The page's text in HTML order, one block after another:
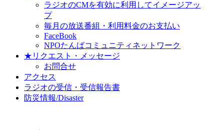
ラジオのCMを有効に利用してイメージアッ
プ
毎月の放送番組・利用料金のお支払い
FaceBook
NPOたんばコミュニティネットワーク
★リクエスト・メッセージ
お問合せ
アクセス
ラジオの受信・受信報告書
防災情報/Disaster